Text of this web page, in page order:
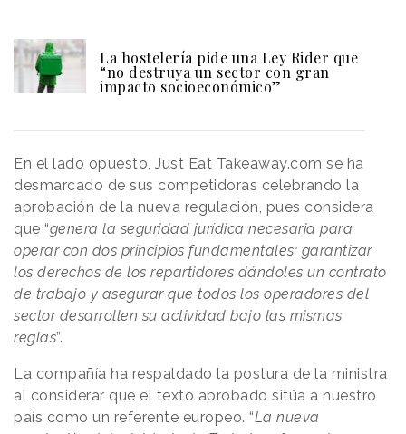
La hostelería pide una Ley Rider que
“no destruya un sector con gran
impacto socioeconómico”
En el lado opuesto, Just Eat Takeaway.com se ha
desmarcado de sus competidoras celebrando la
aprobación de la nueva regulación, pues considera
que “genera la seguridad jurídica necesaria para
operar con dos principios fundamentales: garantizar
los derechos de los repartidores dándoles un contrato
de trabajo y asegurar que todos los operadores del
sector desarrollen su actividad bajo las mismas
reglas”.
La compañía ha respaldado la postura de la ministra
al considerar que el texto aprobado sitúa a nuestro
país como un referente europeo. “La nueva